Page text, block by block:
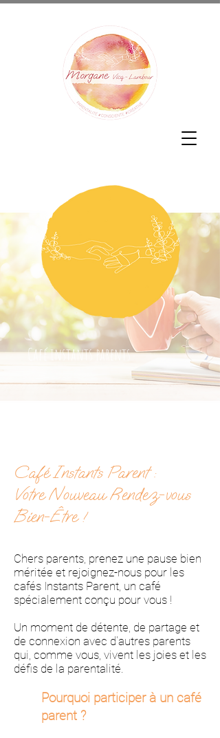
Café instants parents
Café Instants Parent :
Votre Nouveau Rendez-vous
Bien-Être !
Chers parents, prenez une pause bien
méritée et rejoignez-nous pour les
cafés Instants Parent, un café
spécialement conçu pour vous !
Un moment de détente, de partage et
de connexion avec d'autres parents
qui, comme vous, vivent les joies et les
défis de la parentalité.
Pourquoi participer à un café
parent ?